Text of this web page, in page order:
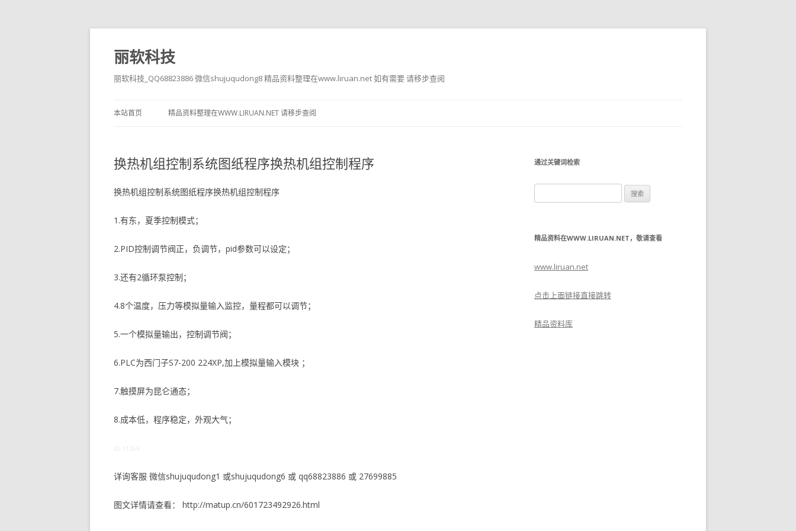
丽软科技
丽软科技_QQ68823886 微信shujuqudong8 精品资料整理在www.liruan.net 如有需要 请移步查阅
本站首页 精品资料整理在WWW.LIRUAN.NET 请移步查阅
换热机组控制系统图纸程序换热机组控制程序
换热机组控制系统图纸程序换热机组控制程序
1.有东，夏季控制模式；
2.PID控制调节阀正，负调节，pid参数可以设定；
3.还有2循环泵控制；
4.8个温度，压力等模拟量输入监控，量程都可以调节；
5.一个模拟量输出，控制调节阀；
6.PLC为西门子S7-200 224XP,加上模拟量输入模块 ；
7.触摸屏为昆仑通态；
8.成本低，程序稳定，外观大气；
ID:11269
详询客服 微信shujuqudong1 或shujuqudong6 或 qq68823886 或 27699885
图文详情请查看： http://matup.cn/601723492926.html
通过关键词检索
索：
精品资料在WWW.LIRUAN.NET，敬请查看
www.liruan.net
点击上面链接直接跳转
精品资料库